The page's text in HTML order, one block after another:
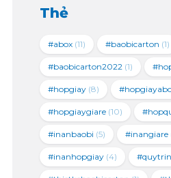
Thẻ
#abox(11) #baobicarton (1)
#baobicarton2022 (1)
#hopgiay(8)
#hopgiaygiare(10)
#inanbaobi (5) #inangiare
#inanhopgiay(4)